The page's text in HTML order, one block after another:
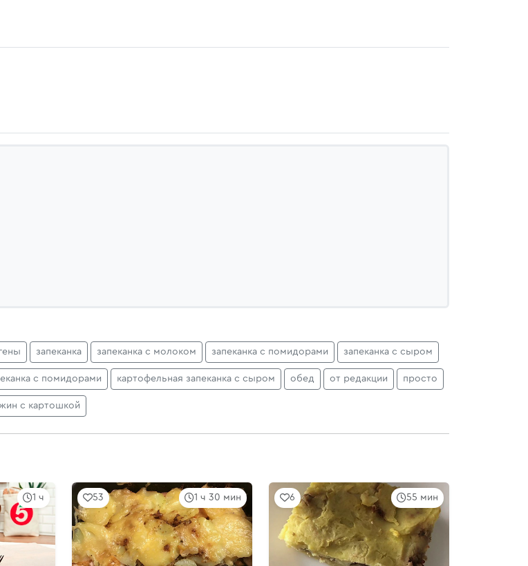
запеканка запеканка с молоком запеканка с помидорами запеканка с сыром
с помидорами картофельная запеканка с сыром обед от редакции просто
с картошкой
1 ч 1 ч 30 мин
53 55 мин
6